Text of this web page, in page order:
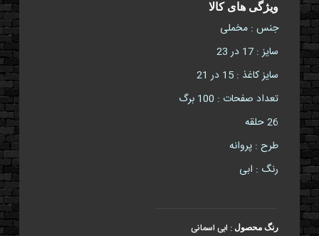
ویژگی های کالا
جنس : مخملی
سایز : 17 در 23
سایز کاغذ : 15 در 21
تعداد صفحات : 100 برگ
26 حلقه
طرح : پروانه
رنگ : ابی
رنگ محصول : ابی اسمانی